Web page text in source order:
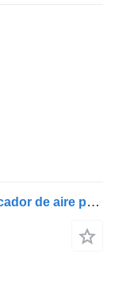
Renault Occ luchtdroger 22277957 secador de aire para camión